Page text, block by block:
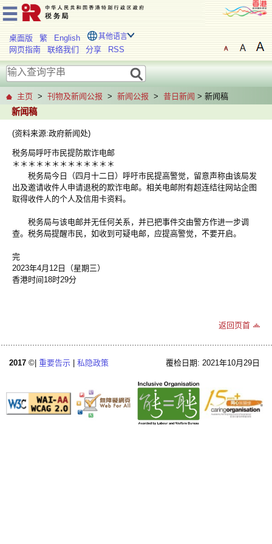
桌面版 繁 English 其他语言
网页指南 联络我们 分享 RSS
主页 > 刊物及新闻公报 > 新闻公报 > 昔日新闻 > 新闻稿
新闻稿
(资料来源:政府新闻处)
税务局呼吁市民提防欺诈电邮
＊＊＊＊＊＊＊＊＊＊＊＊＊
税务局今日（四月十二日）呼吁市民提高警觉，留意声称由该局发
出及邀请收件人申请退税的欺诈电邮。相关电邮附有超连结往网站企图
取得收件人的个人及信用卡资料。
税务局与该电邮并无任何关系，并已把事件交由警方作进一步调
查。税务局提醒市民，如收到可疑电邮，应提高警觉，不要开启。
完
2023年4月12日（星期三）
香港时间18时29分
返回页首
2017 ©| 重要告示 私隐政策 覆检日期: 2021年10月29日